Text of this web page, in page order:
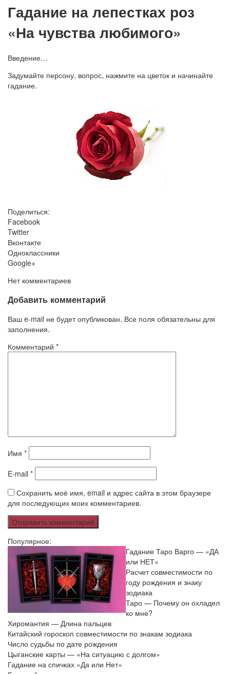
Гадание на лепестках роз
«На чувства любимого»
Введение…
Задумайте персону, вопрос, нажмите на цветок и начинайте
гадание.
Поделиться:
Facebook
Twitter
Вконтакте
Одноклассники
Google+
Нет комментариев
Добавить комментарий
Ваш e-mail не будет опубликован. Все поля обязательны для
заполнения.
Комментарий *
Имя *
E-mail *
Сохранить моё имя, email и адрес сайта в этом браузере
для последующих моих комментариев.
Популярное:
Гадание Таро Варго — «ДА
или НЕТ»
Расчет совместимости по
году рождения и знаку
зодиака
Таро — Почему он охладел
ко мне?
Хиромантия — Длина пальцев
Китайский гороскоп совместимости по знакам зодиака
Число судьбы по дате рождения
Цыганские карты — «На ситуацию с долгом»
Гадание на спичках «Да или Нет»